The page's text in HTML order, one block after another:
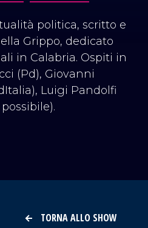
politica, scritto e
Grippo, dedicato
in Calabria. Ospiti in
(Pd), Giovanni
Luigi Pandolfi
TORNA ALLO SHOW